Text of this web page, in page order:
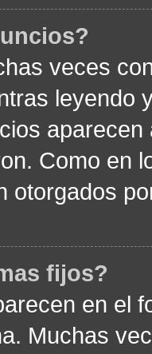
veces
leyendo
Como en
otorgados
fijos?
en el
Muchas